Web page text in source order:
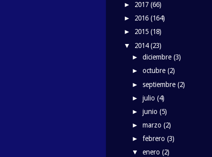
► 2017 (66)
► 2016 (164)
► 2015 (18)
▼ 2014(23)
►diciembre(3)
►octubre(2)
►septiembre(2)
►julio(4)
►junio(5)
►marzo(2)
►febrero(3)
▼enero(2)